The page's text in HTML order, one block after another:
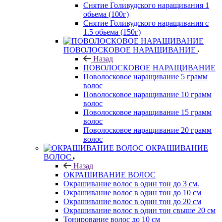
Снятие Голивудского наращивания 1
обьема (100г)
Снятие Голивудского наращивания с
1.5 обьема (150г)
ПОВОЛОСКОВОЕ НАРАЩИВАНИЕ
Назад
ПОВОЛОСКОВОЕ НАРАЩИВАНИЕ
Поволосковое наращивание 5 грамм
волос
Поволосковое наращивание 10 грамм
волос
Поволосковое наращивание 15 грамм
волос
Поволосковое наращивание 20 грамм
волос
ОКРАШИВАНИЕ
ВОЛОС
Назад
ОКРАШИВАНИЕ ВОЛОС
Окрашивание волос в один тон до 3 см.
Окрашивание волос в один тон до 10 см
Окрашивание волос в один тон до 20 см
Окрашивание волос в один тон свыше 20 см
Тонирование волос до 10 см